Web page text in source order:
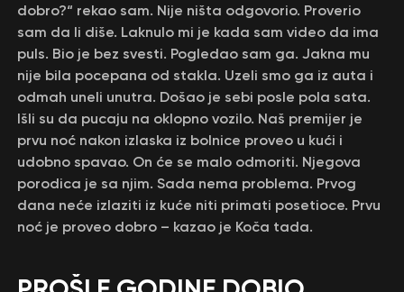
dobro?“ rekao sam. Nije ništa odgovorio. Proverio
sam da li diše. Laknulo mi je kada sam video da ima
puls. Bio je bez svesti. Pogledao sam ga. Jakna mu
nije bila pocepana od stakla. Uzeli smo ga iz auta i
odmah uneli unutra. Došao je sebi posle pola sata.
Išli su da pucaju na oklopno vozilo. Naš premijer je
prvu noć nakon izlaska iz bolnice proveo u kući i
udobno spavao. On će se malo odmoriti. Njegova
porodica je sa njim. Sada nema problema. Prvog
dana neće izlaziti iz kuće niti primati posetioce. Prvu
noć je proveo dobro – kazao je Koča tada.